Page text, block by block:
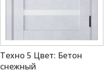
Техно 5 Цвет: Бетон
снежный